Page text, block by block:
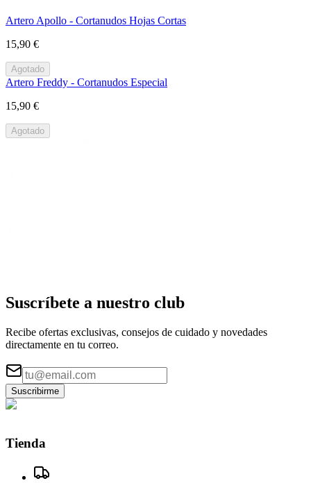
Artero Apollo - Cortanudos Hojas Cortas
15,90 €
Agotado
Artero Freddy - Cortanudos Especial
15,90 €
Agotado
Suscríbete a nuestro club
Recibe ofertas exclusivas, consejos de cuidado y novedades
directamente en tu correo.
Suscribirme
Tienda